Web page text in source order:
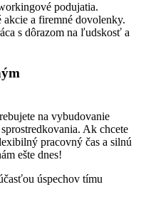
podujatia.
akcie a firemné dovolenky.
s dôrazom na ľudskosť a
na vybudovanie
Ak chcete
pracovný čas a silnú
ešte dnes!
úspechov tímu